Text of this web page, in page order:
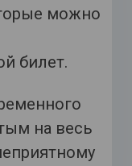
можно
билет.
на весь